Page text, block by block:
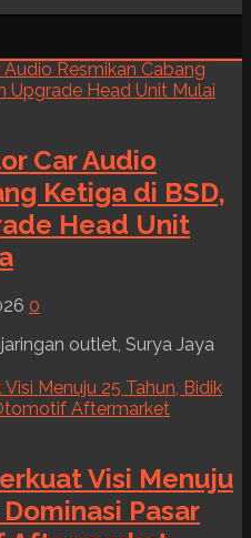
Car Audio
Ketiga di BSD,
Head Unit
0
outlet, Surya Jaya
Visi Menuju
Pasar